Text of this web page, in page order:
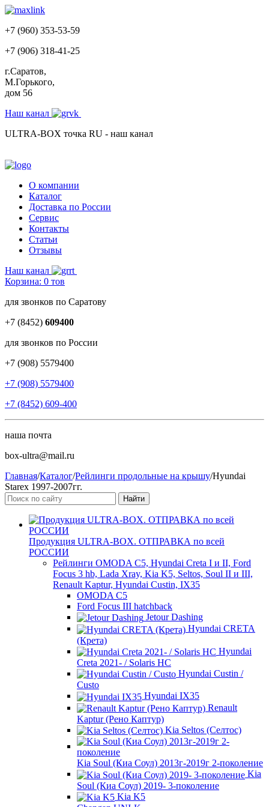
+7 (960) 353-53-59
+7 (906) 318-41-25
г.Саратов,
М.Горького,
дом 56
Наш канал
ULTRA-BOX точка RU - наш канал
О компании
Каталог
Доставка по России
Сервис
Контакты
Статьи
Отзывы
Наш канал
Корзина: 0 тов
для звонков по Саратову
+7 (8452) 609400
для звонков по России
+7 (908) 5579400
+7 (908) 5579400
+7 (8452) 609-400
наша почта
box-ultra@mail.ru
Главная/Каталог/Рейлинги продольные на крышу/Hyundai
Starex 1997-2007гг.
Продукция ULTRA-BOX. ОТПРАВКА по всей
РОССИИ
Рейлинги OMODA C5, Hyundai Creta I и II, Ford
Focus 3 hb, Lada Xray, Kia K5, Seltos, Soul II и III,
Renault Kaptur, Hyundai Custin, IX35
OMODA C5
Ford Focus III hatchback
Jetour Dashing
Hyundai CRETA
(Крета)
Hyundai
Creta 2021- / Solaris HC
Hyundai Custin /
Custo
Hyundai IX35
Renault
Kaptur (Рено Каптур)
Kia Seltos (Селтос)
Kia Soul (Киа Соул) 2013г-2019г 2-поколение
Kia
Soul (Киа Соул) 2019- 3-поколение
Kia K5